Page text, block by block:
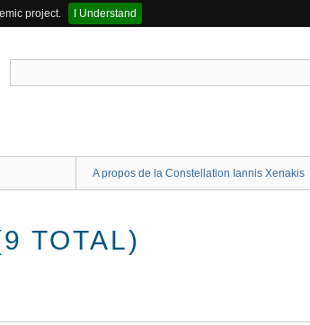
project.
I Understand
A propos de la Constellation Iannis Xenakis
TOTAL)